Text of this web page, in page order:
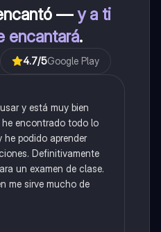
—y a ti
encantará.
4.7/5Google Play
y está muy bien
encontrado todo lo
podido aprender
Definitivamente
un examen de clase.
me sirve mucho de